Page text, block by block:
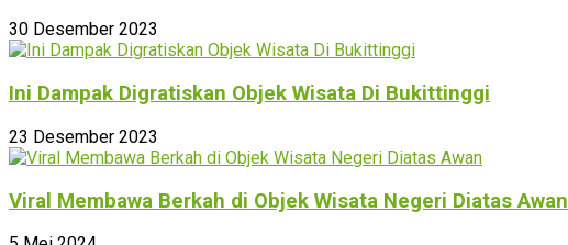
30 Desember 2023
Ini Dampak Digratiskan Objek Wisata Di Bukittinggi
23 Desember 2023
Viral Membawa Berkah di Objek Wisata Negeri Diatas Awan